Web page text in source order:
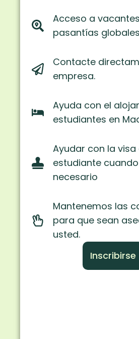
Acceso a
pasantías
Contacte
empresa.
Ayuda con el
estudiantes en
Ayudar con la visa
estudiante
necesario
Mantenemos las
para que sean
usted.
Inscribirse